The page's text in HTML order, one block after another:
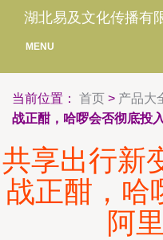
湖北易及文化传播有
MENU
当前位置： 首页 > 产品大
战正酣，哈啰会否彻底投
共享出行新
战正酣，哈
阿